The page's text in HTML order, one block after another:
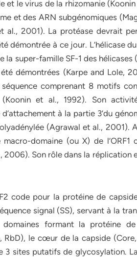
et le virus de la rhizomanie
et des ARN subgénomiques
al., 2001). La protéase devrait
démontrée à ce jour. L’hélicase
super-famille SF-1 des hélicases
démontrées (Karpe and Lole,
comprenant 8 motifs
et al., 1992). Son
à la partie 3’du
(Agrawal et al., 2001).
domaine (ou X) de l’ORF1
2006). Son rôle dans la
code pour la protéine de
signal (SS), servant à la
formant la protéine
RbD), le cœur de la capside
3 sites putatifs de glycosylation.